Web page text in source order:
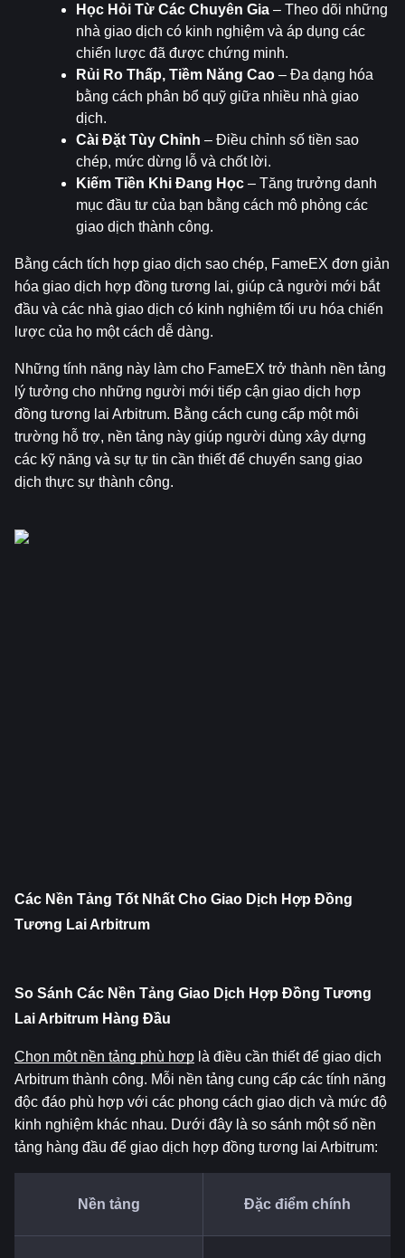
Học Hỏi Từ Các Chuyên Gia – Theo dõi những
nhà giao dịch có kinh nghiệm và áp dụng các
chiến lược đã được chứng minh.
Rủi Ro Thấp, Tiềm Năng Cao – Đa dạng hóa
bằng cách phân bổ quỹ giữa nhiều nhà giao
dịch.
Cài Đặt Tùy Chỉnh – Điều chỉnh số tiền sao
chép, mức dừng lỗ và chốt lời.
Kiếm Tiền Khi Đang Học – Tăng trưởng danh
mục đầu tư của bạn bằng cách mô phỏng các
giao dịch thành công.
Bằng cách tích hợp giao dịch sao chép, FameEX đơn giản
hóa giao dịch hợp đồng tương lai, giúp cả người mới bắt
đầu và các nhà giao dịch có kinh nghiệm tối ưu hóa chiến
lược của họ một cách dễ dàng.
Những tính năng này làm cho FameEX trở thành nền tảng
lý tưởng cho những người mới tiếp cận giao dịch hợp
đồng tương lai Arbitrum. Bằng cách cung cấp một môi
trường hỗ trợ, nền tảng này giúp người dùng xây dựng
các kỹ năng và sự tự tin cần thiết để chuyển sang giao
dịch thực sự thành công.
Các Nền Tảng Tốt Nhất Cho Giao Dịch Hợp Đồng
Tương Lai Arbitrum
So Sánh Các Nền Tảng Giao Dịch Hợp Đồng Tương
Lai Arbitrum Hàng Đầu
Chọn một nền tảng phù hợp là điều cần thiết để giao dịch
Arbitrum thành công. Mỗi nền tảng cung cấp các tính năng
độc đáo phù hợp với các phong cách giao dịch và mức độ
kinh nghiệm khác nhau. Dưới đây là so sánh một số nền
tảng hàng đầu để giao dịch hợp đồng tương lai Arbitrum:
Nền tảng Đặc điểm chính